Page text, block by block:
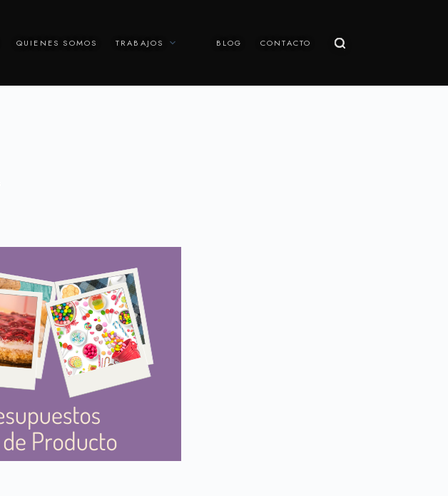
QUIENES SOMOS TRABAJOS BLOG CONTACTO